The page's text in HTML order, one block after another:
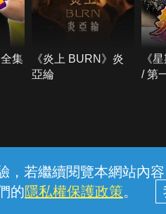
若繼續閱覽本網站內
的隱私權保護政策。
集
《炎上 BURN》炎
亞綸
《
/ 第
服 服務條款 隱私權保護
分公司 (統一編號：96979949) ©